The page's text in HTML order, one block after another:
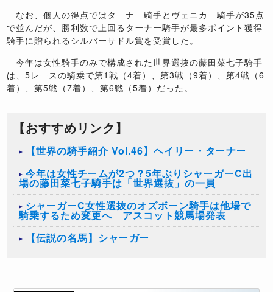
なお、個人の得点ではターナー騎手とヴェニカー騎手が35点
で並んだが、勝利数で上回るターナー騎手が最多ポイント獲得
騎手に贈られるシルバーサドル賞を受賞した。
今年は女性騎手のみで構成された世界選抜の藤田菜七子騎手
は、5レースの騎乗で第1戦（4着）、第3戦（9着）、第4戦（6
着）、第5戦（7着）、第6戦（5着）だった。
【おすすめリンク】
【世界の騎手紹介 Vol.46】ヘイリー・ターナー
今年は女性チームが2つ？5年ぶりシャーガーC出
場の藤田菜七子騎手は「世界選抜」の一員
シャーガーC女性選抜のオズボーン騎手は他場で
騎乗するため変更へ アスコット競馬場発表
【伝説の名馬】シャーガー